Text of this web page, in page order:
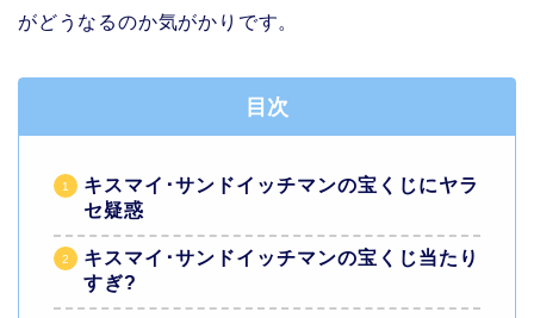
がどうなるのか気がかりです。
目次
キスマイ･サンドイッチマンの宝くじにヤラ
セ疑惑
キスマイ･サンドイッチマンの宝くじ当たり
すぎ?